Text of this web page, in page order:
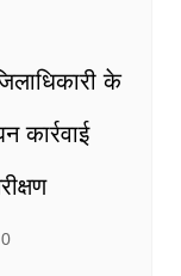
के
कार्रवाई
0